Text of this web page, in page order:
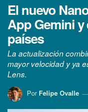
El nuevo
App Gemini y
países
La actualización
mayor velocidad y ya
Lens.
Por Felipe Ovalle